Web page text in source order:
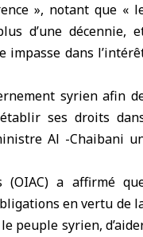
», notant que «
d’une décennie,
impasse dans
syrien afin
ses droits
Al -Chaibani
(OIAC) a affirmé
en vertu de
peuple syrien,